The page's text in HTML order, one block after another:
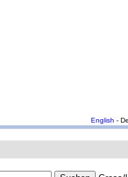
English -